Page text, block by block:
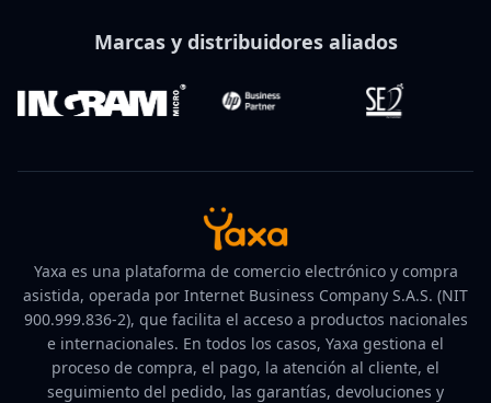
Marcas y distribuidores aliados
Yaxa es una plataforma de comercio electrónico y compra
asistida, operada por Internet Business Company S.A.S. (NIT
900.999.836-2), que facilita el acceso a productos nacionales
e internacionales. En todos los casos, Yaxa gestiona el
proceso de compra, el pago, la atención al cliente, el
seguimiento del pedido, las garantías, devoluciones y